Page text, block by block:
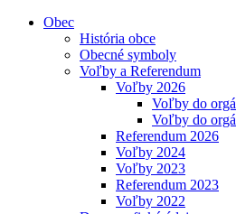
Obec
História obce
Obecné symboly
Voľby a Referendum
Voľby 2026
Voľby do
Voľby do
Referendum 2026
Voľby 2024
Voľby 2023
Referendum 2023
Voľby 2022